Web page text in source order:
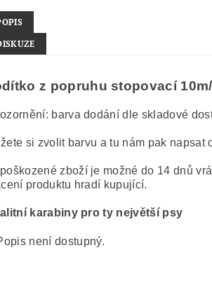
z popruhu stopovací
barva dodání dle skladové
si zvolit barvu a tu nám pak napsat
zboží je možné do 14 dnů
produktu hradí kupující.
karabiny pro ty největší psy